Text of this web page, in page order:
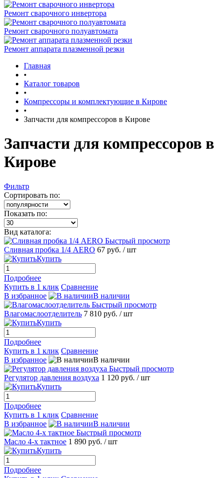
Ремонт сварочного инвертора
Ремонт сварочного полуавтомата
Ремонт аппарата плазменной резки
Главная
•
Каталог товаров
•
Компрессоры и комплектующие в Кирове
•
Запчасти для компрессоров в Кирове
Запчасти для компрессоров в
Кирове
Фильтр
Сортировать по:
Показать по:
Вид каталога:
Быстрый просмотр
Сливная пробка 1/4 AERO 67 руб. / шт
Купить
Подробнее
Купить в 1 клик Сравнение
В избранное
В наличии
Быстрый просмотр
Влагомаслоотделитель 7 810 руб. / шт
Купить
Подробнее
Купить в 1 клик Сравнение
В избранное
В наличии
Быстрый просмотр
Регулятор давления воздуха 1 120 руб. / шт
Купить
Подробнее
Купить в 1 клик Сравнение
В избранное
В наличии
Быстрый просмотр
Масло 4-х тактное 1 890 руб. / шт
Купить
Подробнее